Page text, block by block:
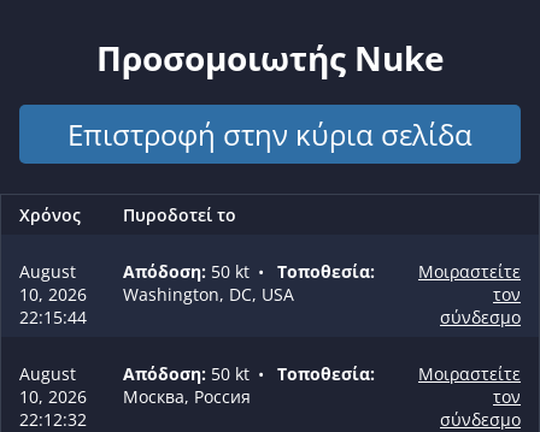
Προσομοιωτής Nuke
Επιστροφή στην κύρια σελίδα
Χρόνος Πυροδοτεί το
August
10, 2026
22:15:44
Απόδοση: 50 kt •
Τοποθεσία:
Washington, DC, USA
Μοιραστείτε
τον
σύνδεσμο
August
10, 2026
22:12:32
Απόδοση: 50 kt •
Τοποθεσία:
Москва, Россия
Μοιραστείτε
τον
σύνδεσμο